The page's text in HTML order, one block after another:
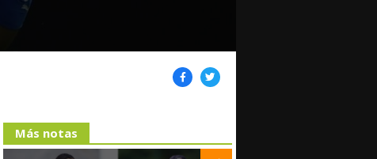
Más notas